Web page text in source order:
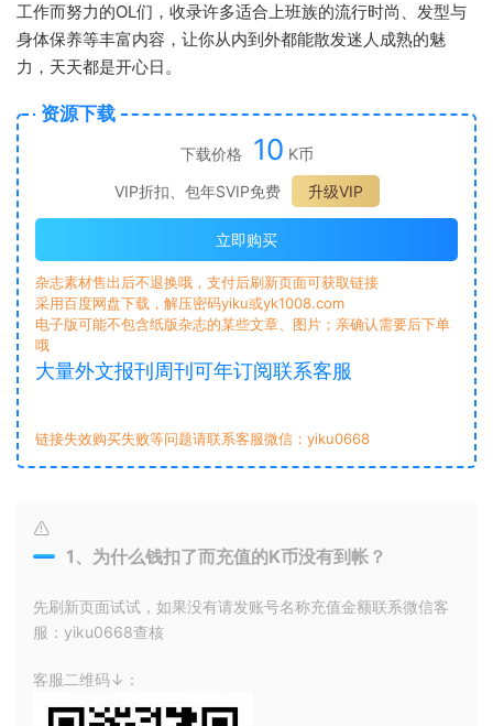
工作而努力的OL们，收录许多适合上班族的流行时尚、发型与
身体保养等丰富内容，让你从内到外都能散发迷人成熟的魅
力，天天都是开心日。
资源下载
下载价格 10 K币
VIP折扣、包年SVIP免费
升级VIP
立即购买
杂志素材售出后不退换哦，支付后刷新页面可获取链接
采用百度网盘下载，解压密码yiku或yk1008.com
电子版可能不包含纸版杂志的某些文章、图片；亲确认需要后下单
哦
大量外文报刊周刊可年订阅联系客服
链接失效购买失败等问题请联系客服微信：yiku0668
1、为什么钱扣了而充值的K币没有到帐？
先刷新页面试试，如果没有请发账号名称充值金额联系微信客
服：yiku0668查核
客服二维码↓：